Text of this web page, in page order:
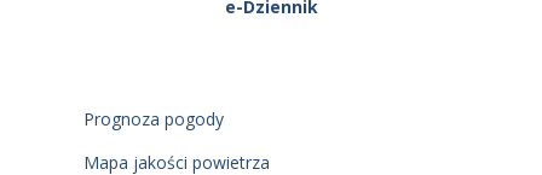
e-Dziennik
Prognoza pogody
Mapa jakości powietrza